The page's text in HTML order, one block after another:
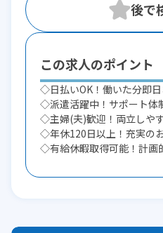
この求人のポイント
◇日払いOK！働いた分即
◇派遣活躍中！サポート体
◇主婦(夫)歓迎！両立しや
◇年休120日以上！充実の
◇有給休暇取得可能！計画